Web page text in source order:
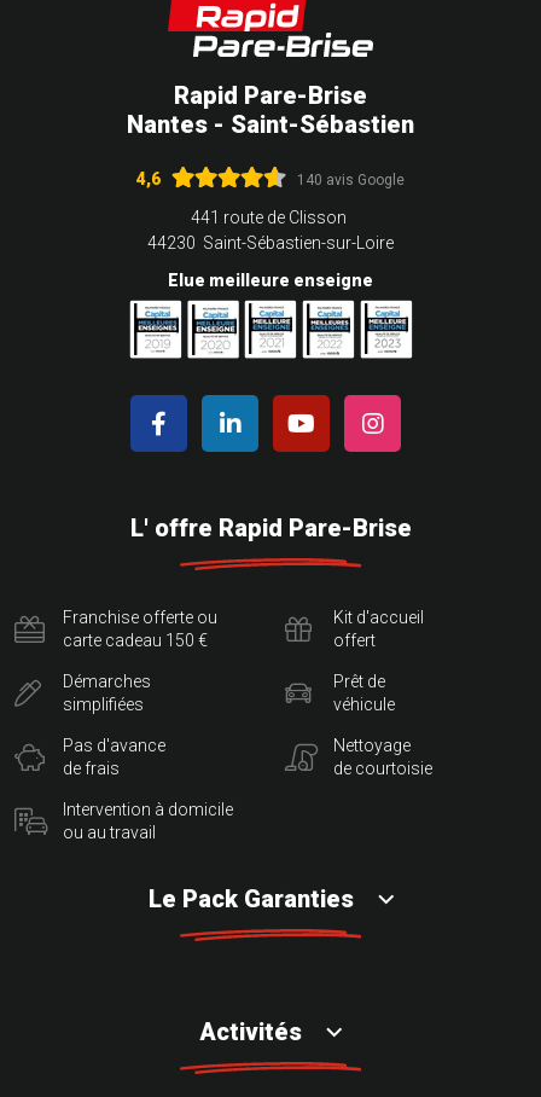
Rapid Pare-Brise
Nantes - Saint-Sébastien
4,6 140 avis Google
441 route de Clisson
44230 Saint-Sébastien-sur-Loire
Elue meilleure enseigne
L' offre Rapid Pare-Brise
Franchise offerte ou
carte cadeau 150 €
Démarches
simplifiées
Pas d'avance
de frais
Intervention à domicile
ou au travail
Kit d'accueil
offert
Prêt de
véhicule
Nettoyage
de courtoisie
Le Pack Garanties
Activités